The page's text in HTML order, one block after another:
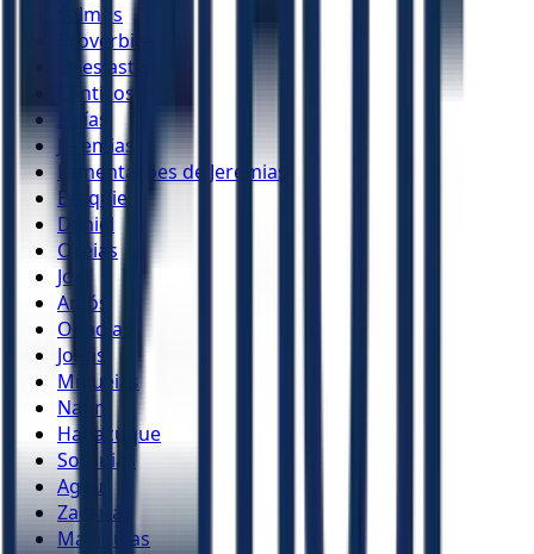
Salmos
Provérbios
Eclesiastes
Cânticos
Isaías
Jeremias
Lamentações de Jeremias
Ezequiel
Daniel
Oséias
Joel
Amós
Obadias
Jonas
Miquéias
Naum
Habacuque
Sofonias
Ageu
Zacarias
Malaquias